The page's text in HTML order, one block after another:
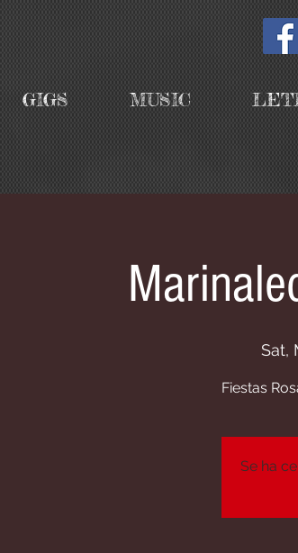
GIGS MUSIC
Sat,
Fiestas
Se ha